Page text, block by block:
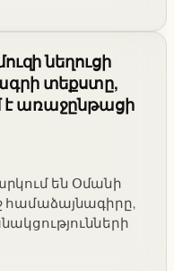
նեղուցի
տեքստը,
առաջընթացի
են Օմանի
համաձայնագիրը,